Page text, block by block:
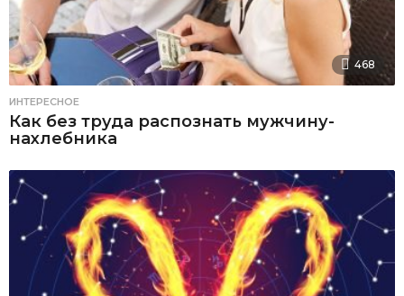
468
ИНТЕРЕСНОЕ
Как без труда распознать мужчину-
нахлебника